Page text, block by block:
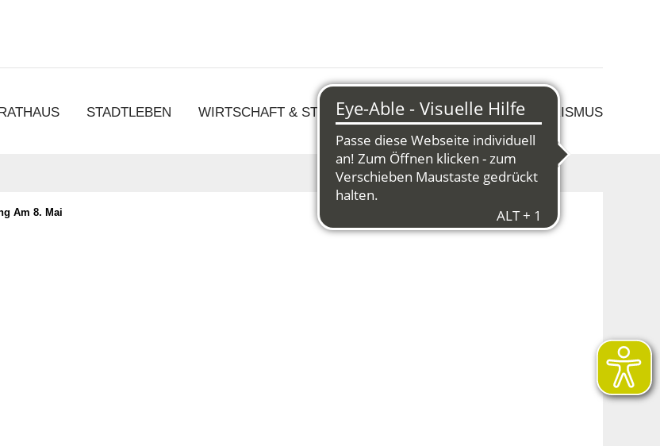
STADTLEBEN WIRTSCHAFT & STRUKTURWANDEL KULTUR & TOURISMUS
Am 8. Mai